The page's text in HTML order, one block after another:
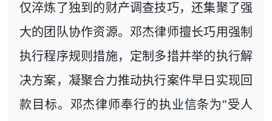
仅淬炼了独到的财产调查技巧，还集聚了强
大的团队协作资源。邓杰律师擅长巧用强制
执行程序规则措施，定制多措并举的执行解
决方案，凝聚合力推动执行案件早日实现回
款目标。邓杰律师奉行的执业信条为“受人